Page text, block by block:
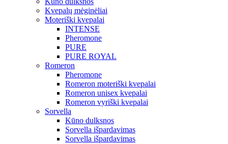
Kvepalų mėginėliai
Moteriški kvepalai
INTENSE
Pheromone
PURE
PURE ROYAL
Romeron
Pheromone
Romeron moteriški kvepalai
Romeron unisex kvepalai
Romeron vyriški kvepalai
Sorvella
Kūno dulksnos
Sorvella išpardavimas
Sorvella išpardavimas